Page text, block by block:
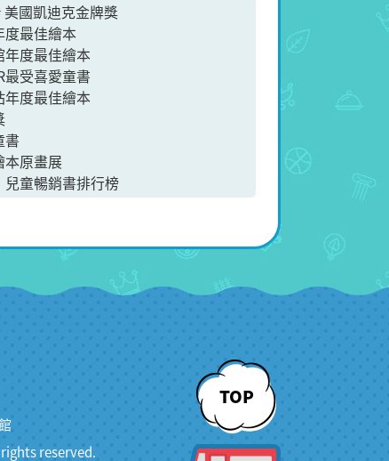
國凱迪克金牌獎
最佳繪本
度最佳繪本
受喜愛童書
度最佳繪本
書
原畫展
童暢銷書排行榜
TOP
reserved.